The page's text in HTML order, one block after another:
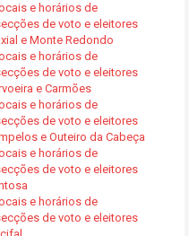
e horários de
de voto e eleitores
e Monte Redondo
e horários de
de voto e eleitores
e Carmões
e horários de
de voto e eleitores
e Outeiro da Cabeça
e horários de
de voto e eleitores
e horários de
de voto e eleitores